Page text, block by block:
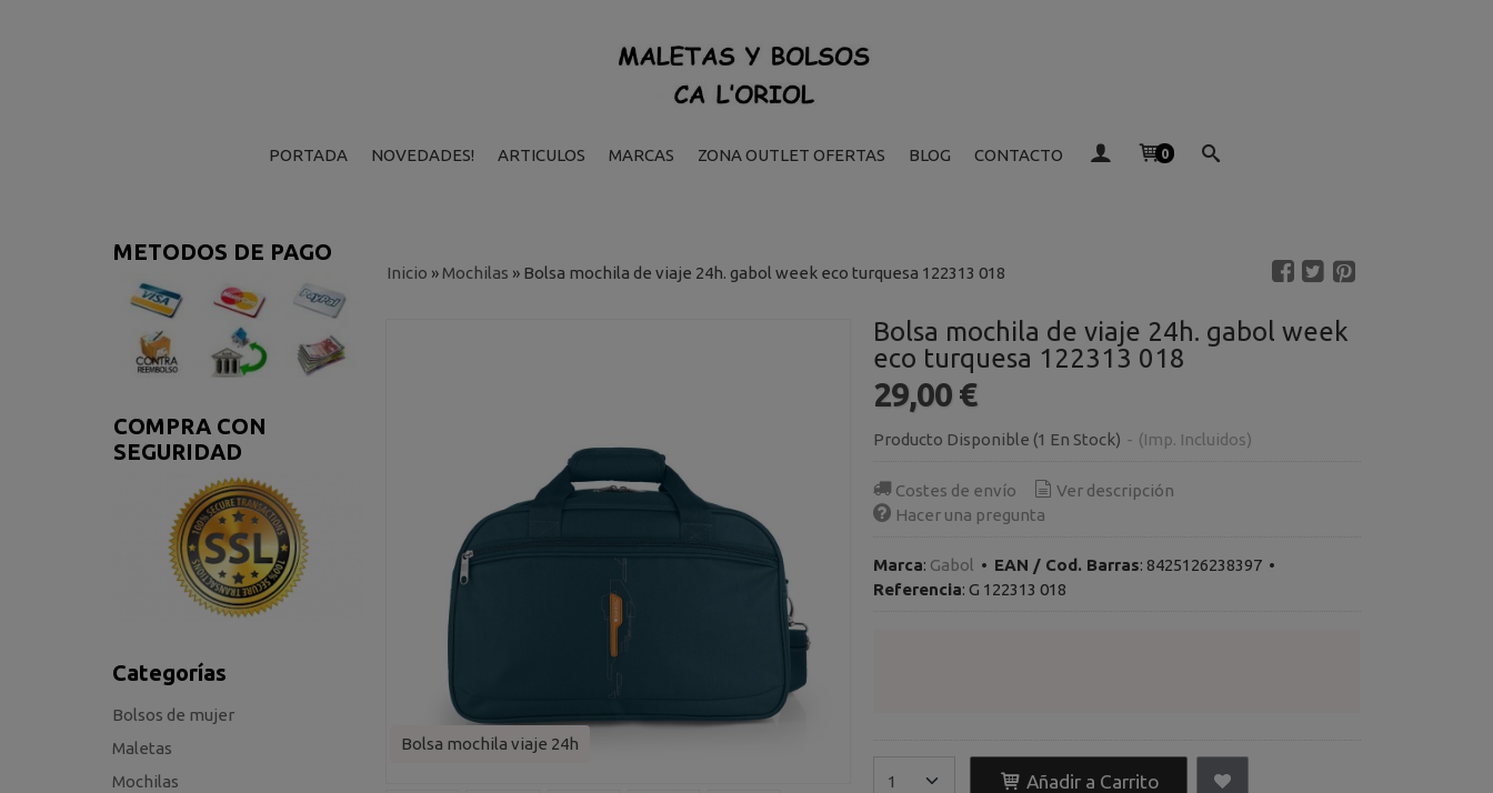
PORTADA NOVEDADES! ARTICULOS MARCAS ZONA OUTLET OFERTAS BLOG CONTACTO 0
METODOS DE PAGO
COMPRA CON
SEGURIDAD
Categorías
Bolsos de mujer
Maletas
Mochilas
Inicio »Mochilas » Bolsa mochila de viaje 24h. gabol week eco turquesa 122313 018
Bolsa mochila viaje 24h
Bolsa mochila de viaje 24h. gabol week
eco turquesa 122313 018
29,00 €
Producto Disponible (1 En Stock) - (Imp. Incluidos)
Costes de envío
Ver descripción
Hacer una pregunta
Marca: Gabol • EAN / Cod. Barras: 8425126238397•
Referencia: G 122313 018
Añadir a Carrito